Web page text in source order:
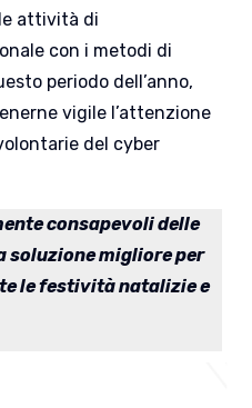
attività di
con i metodi di
periodo dell’anno,
vigile l’attenzione
del cyber
consapevoli delle
soluzione migliore per
le festività natalizie e